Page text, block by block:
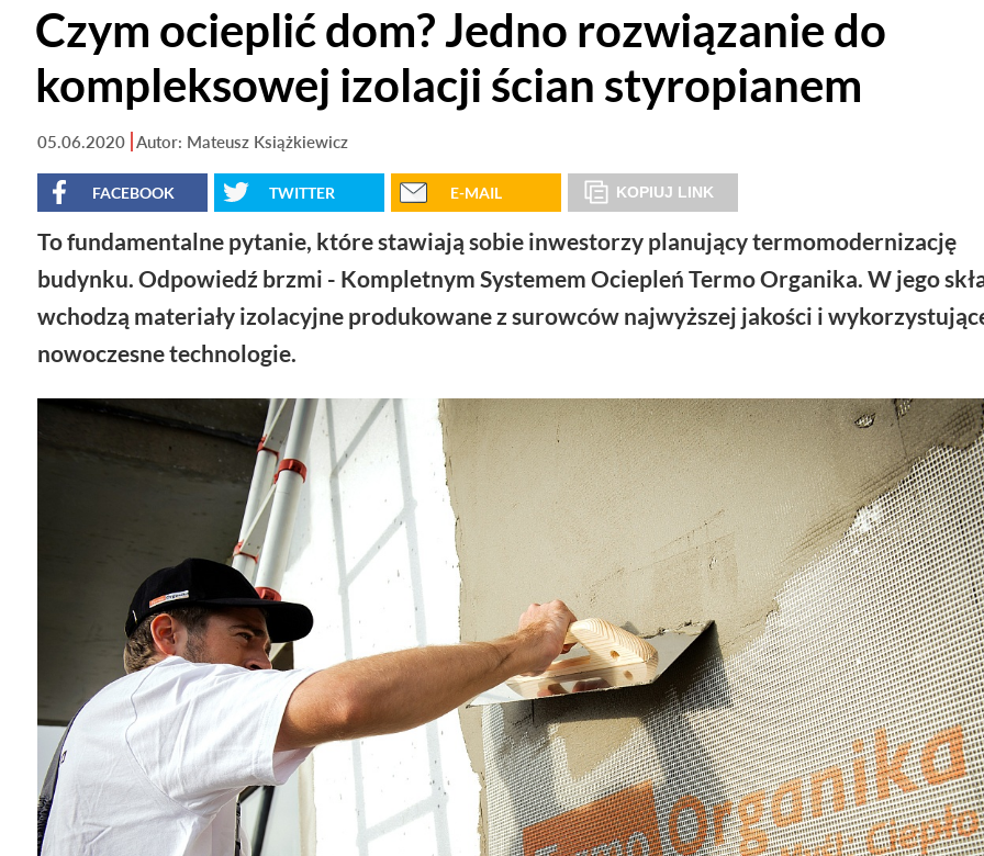
Czym ocieplić dom? Jedno rozwiązanie do
kompleksowej izolacji ścian styropianem
05.06.2020 Autor: Mateusz Książkiewicz
FACEBOOK TWITTER E-MAIL KOPIUJ LINK
To fundamentalne pytanie, które stawiają sobie inwestorzy planujący termomodernizację
budynku. Odpowiedź brzmi - Kompletnym Systemem Ociepleń Termo Organika. W jego
wchodzą materiały izolacyjne produkowane z surowców najwyższej jakości i
nowoczesne technologie.